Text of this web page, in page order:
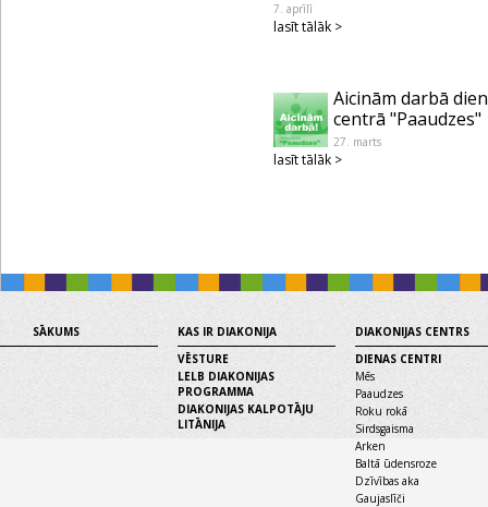
7. aprīlī
lasīt tālāk >
Aicinām darbā
centrā "Paaudzes"
27. marts
lasīt tālāk >
SĀKUMS
KAS IR DIAKONIJA
VĒSTURE
LELB DIAKONIJAS
PROGRAMMA
DIAKONIJAS KALPOTĀJU
LITĀNIJA
DIAKONIJAS CENTRS
DIENAS CENTRI
Mēs
Paaudzes
Roku rokā
Sirdsgaisma
Arken
Baltā ūdensroze
Dzīvības aka
Gaujaslīči